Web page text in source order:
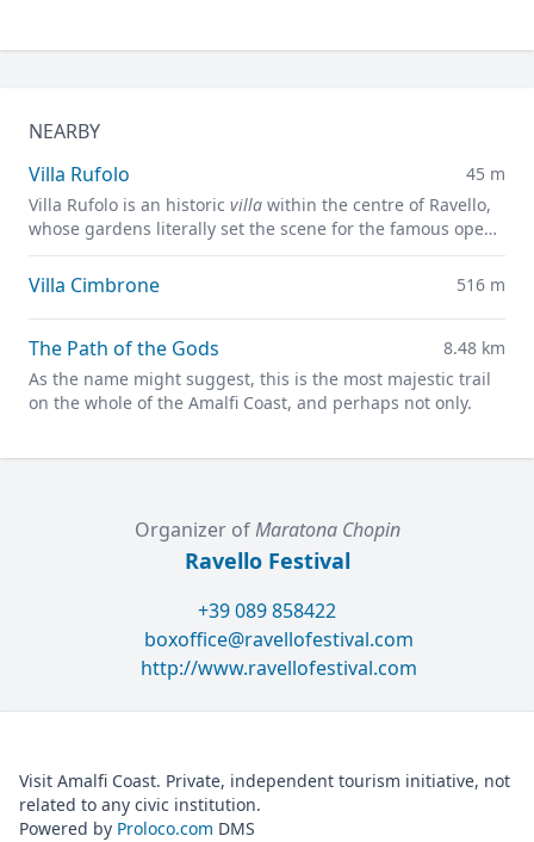
NEARBY
Villa Rufolo
45 m
Villa Rufolo is an historic villa within the centre of Ravello,
whose gardens literally set the scene for the famous open-
air Ravello Festival concerts overlooking the
Mediterranean.
Villa Cimbrone 516 m
The Path of the Gods
8.48 km
As the name might suggest, this is the most majestic trail
on the whole of the Amalfi Coast, and perhaps not only.
Organizer ofMaratona Chopin
Ravello Festival
+39 089 858422
boxoffice@ravellofestival.com
http://www.ravellofestival.com
Visit Amalfi Coast. Private, independent tourism initiative, not
related to any civic institution.
Powered by Proloco.com DMS